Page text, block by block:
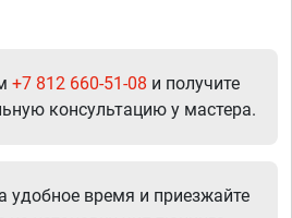
+7 812 660-51-08 и получите
консультацию у мастера.
удобное время и приезжайте